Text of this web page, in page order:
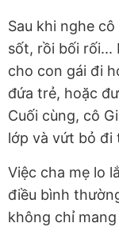
Sau khi nghe
sốt, rồi bối rối...
cho con gái đi
đứa trẻ, hoặc
Cuối cùng, cô
lớp và vứt bỏ đi
Việc cha mẹ lo
điều bình
không chỉ